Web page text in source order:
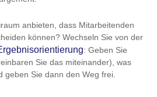
anbieten, dass Mitarbeitenden
können? Wechseln Sie von der
: Geben Sie
Sie das miteinander), was
geben Sie dann den Weg frei.